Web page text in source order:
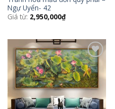
Ngự Uyển- 42
Giá từ: 2,950,000₫
Add to
Wishlist